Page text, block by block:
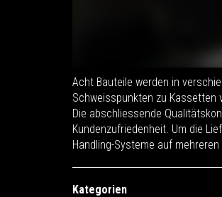
Acht Bauteile werden in
Schweisspunkten zu Kassetten
Die abschliessende
Kundenzufriedenheit. Um die
Handling-Systeme auf
Kategorien